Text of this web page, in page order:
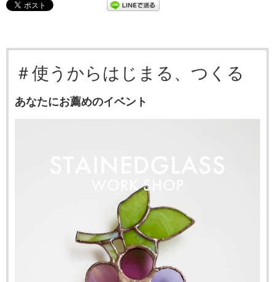
＃使うからはじまる、つくる
あなたにお薦めのイベント